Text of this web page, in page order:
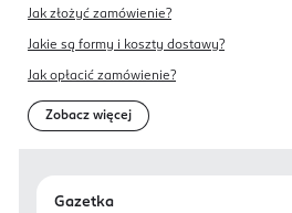
Jak złożyć zamówienie?
Jakie są formy i koszty dostawy?
Jak opłacić zamówienie?
Zobacz więcej
Gazetka